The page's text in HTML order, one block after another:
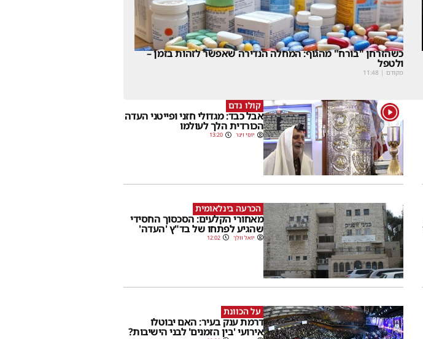
כשהזרחן "בורח" מהגוף: המחלה הנדירה שאפשר לזהות בזמן –
ולטפל
מקודם |
11:48
1 קולו נדם
אבל כבד: מגדולי חזני ופייטני העדה
הכורדית הלך לעולמו
יוסי וינר 13:20
הכרעה בינלאומית
מאחורי הקלעים: הסכסוך החסידי
שהגיע לפתחו של בד"ץ 'העדה'
יואל וולך 12:02
על הכוונת
דרמת ענק בעיר: האם יבוטלו
אירועי 'בין הזמנים' לבני הישיבות?